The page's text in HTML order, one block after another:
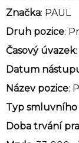
Značka: PAUL
Druh pozice:
Časový úvazek
Datum
Název pozice:
Typ
Doba trvání